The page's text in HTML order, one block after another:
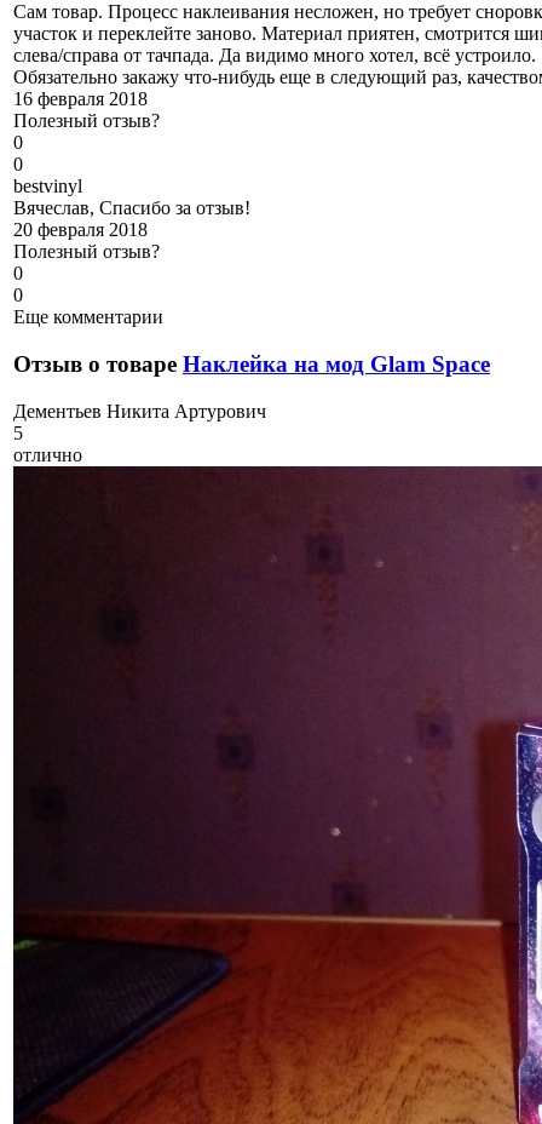
Сам товар. Процесс наклеивания несложен, но требует
участок и переклейте заново. Материал приятен, смотрится
слева/справа от тачпада. Да видимо много хотел, всё устроило.
Обязательно закажу что-нибудь еще в следующий раз,
16 февраля 2018
Полезный отзыв?
0
0
bestvinyl
Вячеслав, Спасибо за отзыв!
20 февраля 2018
Полезный отзыв?
0
0
Еще комментарии
Отзыв о товаре Наклейка на мод Glam Space
Дементьев Никита Артурович
5
отлично